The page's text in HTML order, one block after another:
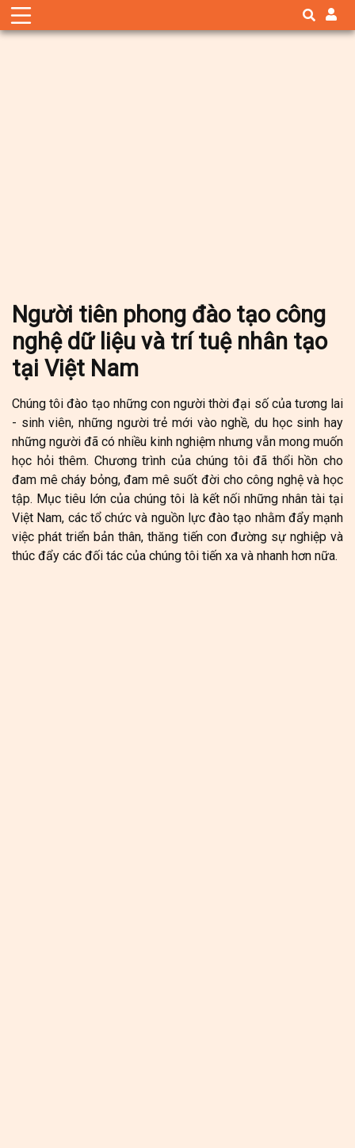
Người tiên phong đào tạo công
nghệ dữ liệu và trí tuệ nhân tạo
tại Việt Nam
Chúng tôi đào tạo những con người thời đại số của tương lai
- sinh viên, những người trẻ mới vào nghề, du học sinh hay
những người đã có nhiều kinh nghiệm nhưng vẫn mong muốn
học hỏi thêm. Chương trình của chúng tôi đã thổi hồn cho
đam mê cháy bỏng, đam mê suốt đời cho công nghệ và học
tập. Mục tiêu lớn của chúng tôi là kết nối những nhân tài tại
Việt Nam, các tổ chức và nguồn lực đào tạo nhằm đẩy mạnh
việc phát triển bản thân, thăng tiến con đường sự nghiệp và
thúc đẩy các đối tác của chúng tôi tiến xa và nhanh hơn nữa.